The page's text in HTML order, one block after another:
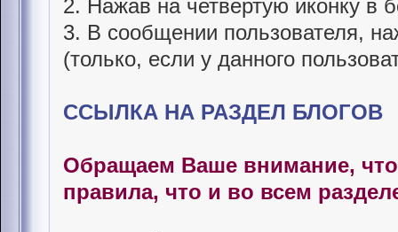
2. Нажав на четвертую иконку в
3. В сообщении пользователя,
(только, если у данного
ССЫЛКА НА РАЗДЕЛ БЛОГОВ
Обращаем Ваше внимание, что
правила, что и во всем